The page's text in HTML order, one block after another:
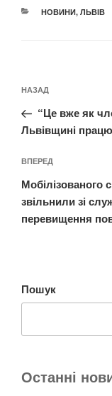
КАТЕГОРІЇ
НОВИНИ, ЛЬВІВ
записів
Попередній
запис:
НАЗАД
“Це вже як
Львівщині
Наступний
запис
ВПЕРЕД
Мобілізованого
звільнили зі
перевищення
Пошук
Останні